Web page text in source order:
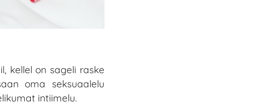
kellel on sageli raske
oma seksuaalelu
intiimelu.